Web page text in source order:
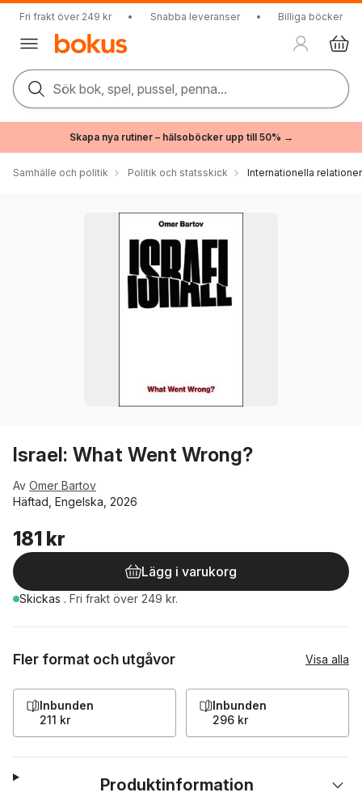
Fri frakt över 249 kr • Snabba leveranser • Billiga böcker
Sök bok, spel, pussel, penna...
Skapa nya rutiner – hälsoböcker upp till 50% →
Samhälle och politik Politik och statsskick Internationella relationer
Israel: What Went Wrong?
Av Omer Bartov
Häftad, Engelska, 2026
181 kr
Lägg i varukorg
Skickas . Fri frakt över 249 kr.
Fler format och utgåvor Visa alla
Inbunden
211 kr
Inbunden
296 kr
Produktinformation